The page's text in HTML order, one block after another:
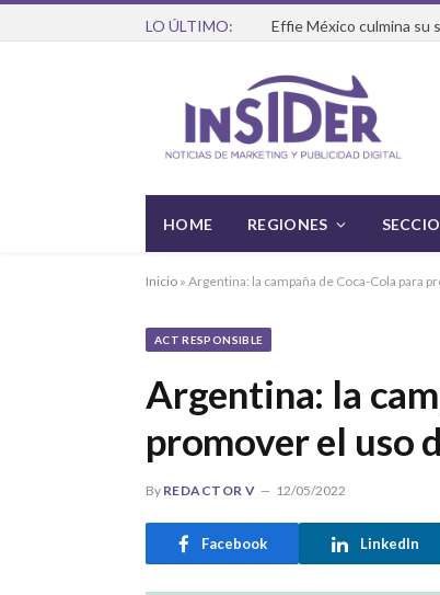
LO ÚLTIMO: Effie México culmina su
HOME REGIONES
Inicio » Argentina: la campaña de Coca-Cola para
ACT RESPONSIBLE
Argentina: la
promover el uso
By REDACTOR V 12/05/2022
Facebook LinkedIn